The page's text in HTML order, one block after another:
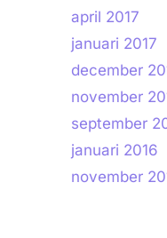
april 2017
januari 2017
december
november
september
januari 2016
november